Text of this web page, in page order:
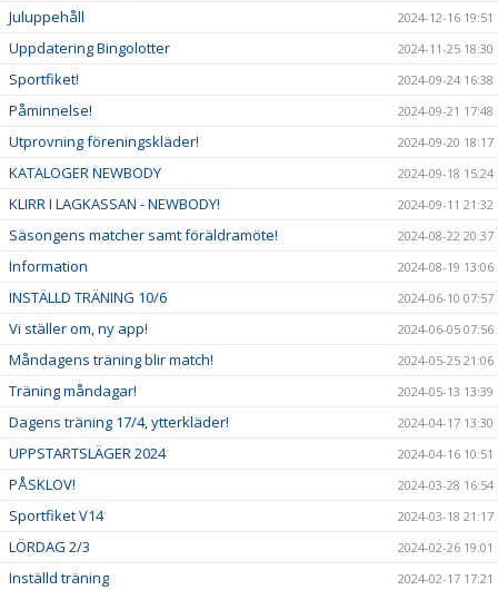
Juluppehåll 2024-12-16 19:51
Uppdatering Bingolotter 2024-11-25 18:30
Sportfiket! 2024-09-24 16:38
Påminnelse! 2024-09-21 17:48
Utprovning föreningskläder! 2024-09-20 18:17
KATALOGER NEWBODY 2024-09-18 15:24
KLIRR I LAGKASSAN - NEWBODY! 2024-09-11 21:32
Säsongens matcher samt föräldramöte! 2024-08-22 20:37
Information 2024-08-19 13:06
INSTÄLLD TRÄNING 10/6 2024-06-10 07:57
Vi ställer om, ny app! 2024-06-05 07:56
Måndagens träning blir match! 2024-05-25 21:06
Träning måndagar! 2024-05-13 13:39
Dagens träning 17/4, ytterkläder! 2024-04-17 13:30
UPPSTARTSLÄGER 2024 2024-04-16 10:51
PÅSKLOV! 2024-03-28 16:54
Sportfiket V14 2024-03-18 21:17
LÖRDAG 2/3 2024-02-26 19:01
Inställd träning 2024-02-17 17:21